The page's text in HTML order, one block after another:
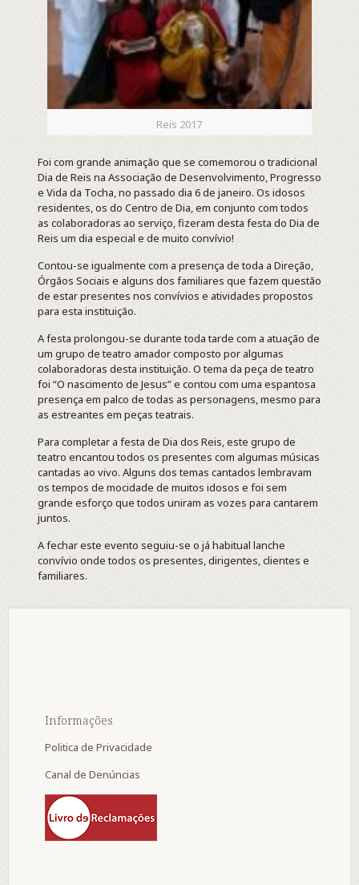
Reis 2017
Foi com grande animação que se comemorou o tradicional
Dia de Reis na Associação de Desenvolvimento, Progresso
e Vida da Tocha, no passado dia 6 de janeiro. Os idosos
residentes, os do Centro de Dia, em conjunto com todos
as colaboradoras ao serviço, fizeram desta festa do Dia de
Reis um dia especial e de muito convívio!
Contou-se igualmente com a presença de toda a Direção,
Órgãos Sociais e alguns dos familiares que fazem questão
de estar presentes nos convívios e atividades propostos
para esta instituição.
A festa prolongou-se durante toda tarde com a atuação de
um grupo de teatro amador composto por algumas
colaboradoras desta instituição. O tema da peça de teatro
foi “O nascimento de Jesus” e contou com uma espantosa
presença em palco de todas as personagens, mesmo para
as estreantes em peças teatrais.
Para completar a festa de Dia dos Reis, este grupo de
teatro encantou todos os presentes com algumas músicas
cantadas ao vivo. Alguns dos temas cantados lembravam
os tempos de mocidade de muitos idosos e foi sem
grande esforço que todos uniram as vozes para cantarem
juntos.
A fechar este evento seguiu-se o já habitual lanche
convívio onde todos os presentes, dirigentes, clientes e
familiares.
Informações
Politica de Privacidade
Canal de Denúncias